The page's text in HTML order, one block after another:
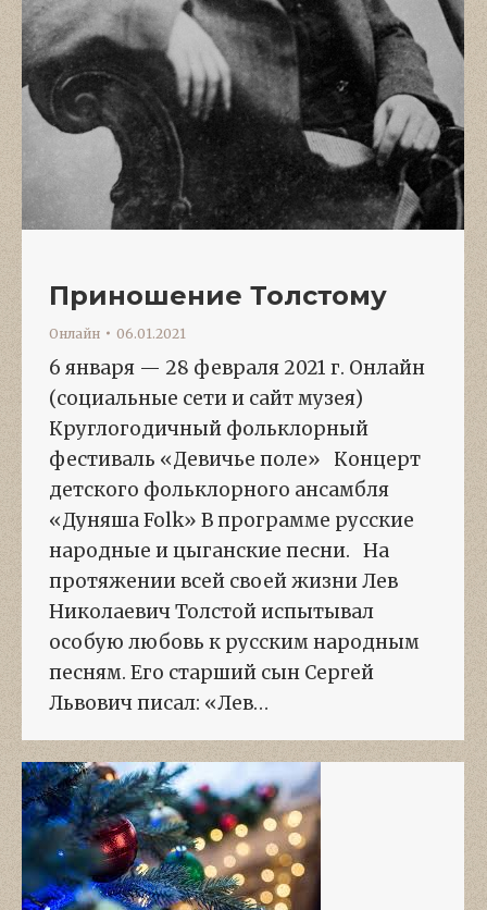
Приношение Толстому
Онлайн 06.01.2021
6 января — 28 февраля 2021 г. Онлайн
(социальные сети и сайт музея)
Круглогодичный фольклорный
фестиваль «Девичье поле» Концерт
детского фольклорного ансамбля
«Дуняша Folk» В программе русские
народные и цыганские песни. На
протяжении всей своей жизни Лев
Николаевич Толстой испытывал
особую любовь к русским народным
песням. Его старший сын Сергей
Львович писал: «Лев…